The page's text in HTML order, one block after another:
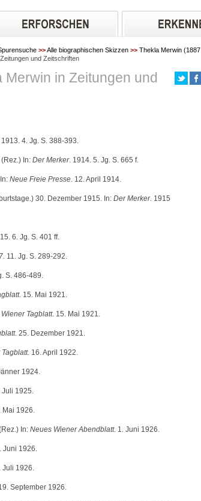
>>Alle biographischen Skizzen >> Thekla Merwin (1887
und Zeitschriften
Merwin in Zeitungen und
1913. 4. Jg. S. 388-393.
In: Der Merker. 1914. 5. Jg. S. 665 f.
Neue Freie Presse. 12. April 1914.
30. Dezember 1915. In: Der Merker. 1915
6. Jg. S. 401 ff.
11. Jg. S. 289-292.
S. 486-489.
. 15. Mai 1921.
Tagblatt. 15. Mai 1921.
. 25. Dezember 1921.
. 16. April 1922.
1924.
Juli 1925.
Mai 1926.
In: Neues Wiener Abendblatt. 1. Juni 1926.
Juni 1926.
Juli 1926.
September 1926.